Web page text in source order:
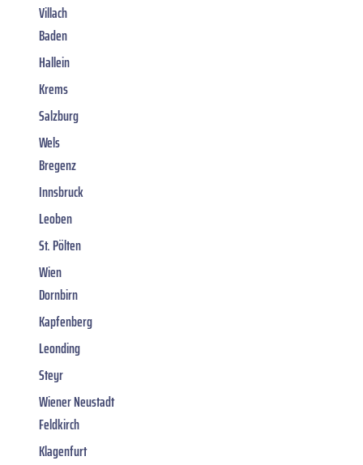
Villach
Baden
Hallein
Krems
Salzburg
Wels
Bregenz
Innsbruck
Leoben
St. Pölten
Wien
Dornbirn
Kapfenberg
Leonding
Steyr
Wiener Neustadt
Feldkirch
Klagenfurt